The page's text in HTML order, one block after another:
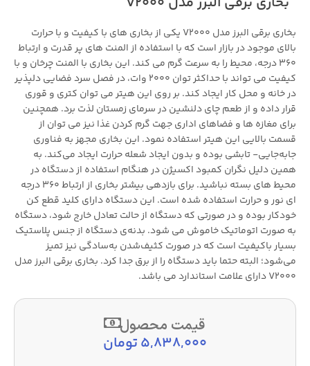
بخاری برقی البرز مدل V2000 یکی از بخاری های با کیفیت و با حرارت
بالای موجود در بازار است که با استفاده از المنت های پر قدرت و ارتباط
360 درجه، محیط را به سرعت گرم می کند. این بخاری با المنت چرخان و با
کیفیت می تواند با حداکثر توان 2000 وات، در فصل سرد فضایی دلپذیر
در خانه و محل کار ایجاد کند. بر روی این هیتر می توان کتری و قوری
قرار داده و از طعم چای دلنشین در سرمای زمستان لذت برد. همچنین
برای مغازه ها و فضاهای اداری جهت گرم کردن غذا نیز می توان از
قسمت بالایی این هیتر استفاده نمود. این بخاری مجهز به فناوری
جابه‌جایی- تابشی بوده و بدون ایجاد شعله حرارت ایجاد می‌کند. به
همین دلیل نگران کمبود اکسیژن در هنگام استفاده از دستگاه در
محیط های بسته نباشید. برای بازدهی بیشتر بخاری از ارتباط 360 درجه
ای نور و حرارت استفاده شده است. این دستگاه دارای کلید قطع کن
خودکار بوده و در صورتی که دستگاه از حالت تعادل خارج شود، دستگاه
به صورت اتوماتیک خاموش می شود. بدنه‌ی دستگاه از جنس پلاستیک
بسیار باکیفیت است که در صورت کثیف‌شدن به‌سادگی نیز تمیز
می‌شود؛ البته حتما باید دستگاه را از برق جدا کرد. بخاری برقی البرز مدل
V2000 دارای علامت استاندارد می باشد.
قیمت محصول
5,838,000تومان